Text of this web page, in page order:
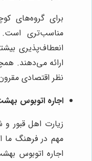
برای گروه‌های
مناسب‌تری است.
انعطاف‌پذیری
ارائه می‌دهند.
نظر اقتصادی
اجاره اتوبوس
زیارت اهل قبور
مهم در فرهنگ ما
اجاره اتوبوس